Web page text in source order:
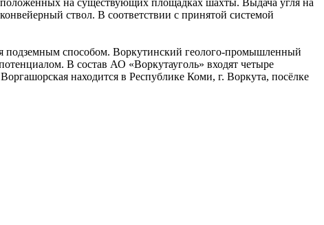
ствол. В соответствии с принятой системой
подземным способом. Воркутинский геолого-промышленный
В состав АО «Воркутауголь» входят четыре
находится в Республике Коми, г. Воркута, посёлке